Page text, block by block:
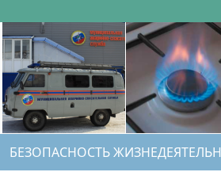
БЕЗОПАСНОСТЬ